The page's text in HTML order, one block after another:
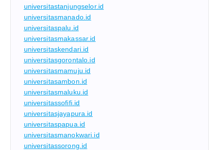
universitastanjungselor.id
universitasmanado.id
universitaspalu.id
universitasmakassar.id
universitaskendari.id
universitasgorontalo.id
universitasmamuju.id
universitasambon.id
universitasmaluku.id
universitassofifi.id
universitasjayapura.id
universitaspapua.id
universitasmanokwari.id
universitassorong.id